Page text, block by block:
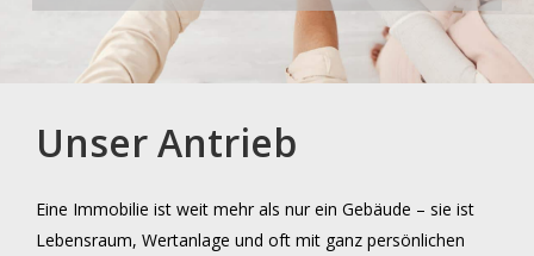
UnserAntrieb
Eine Immobilie ist weit mehr als nur ein Gebäude – sie ist
Lebensraum, Wertanlage und oft mit ganz persönlichen